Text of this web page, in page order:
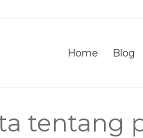
Home Blog
tentang